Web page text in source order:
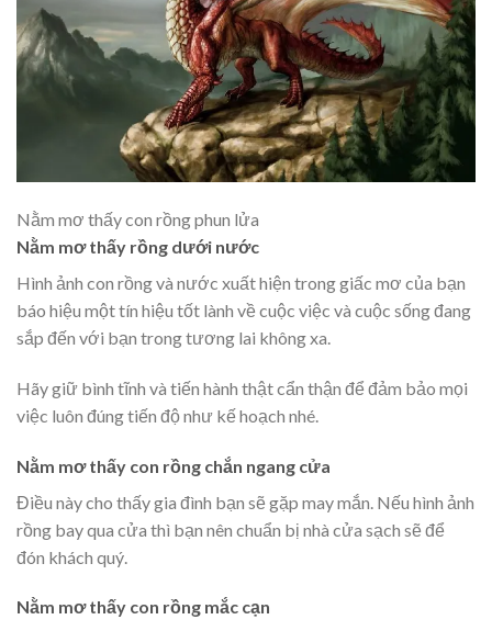
Nằm mơ thấy con rồng phun lửa
Nằm mơ thấy rồng dưới nước
Hình ảnh con rồng và nước xuất hiện trong giấc mơ của bạn
báo hiệu một tín hiệu tốt lành về cuộc việc và cuộc sống đang
sắp đến với bạn trong tương lai không xa.
Hãy giữ bình tĩnh và tiến hành thật cẩn thận để đảm bảo mọi
việc luôn đúng tiến độ như kế hoạch nhé.
Nằm mơ thấy con rồng chắn ngang cửa
Điều này cho thấy gia đình bạn sẽ gặp may mắn. Nếu hình ảnh
rồng bay qua cửa thì bạn nên chuẩn bị nhà cửa sạch sẽ để
đón khách quý.
Nằm mơ thấy con rồng mắc cạn